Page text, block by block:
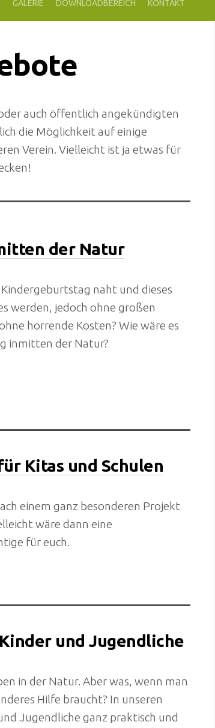
GALERIE DOWNLOADBEREICH KONTAKT
auch öffentlich angekündigten
die Möglichkeit auf einige
Verein. Vielleicht ist ja etwas für
der Natur
naht und dieses
werden, jedoch ohne großen
horrende Kosten? Wie wäre es
inmitten der Natur?
Kitas und Schulen
einem ganz besonderen Projekt
wäre dann eine
für euch.
und Jugendliche
in der Natur. Aber was, wenn man
Hilfe braucht? In unseren
Jugendliche ganz praktisch und